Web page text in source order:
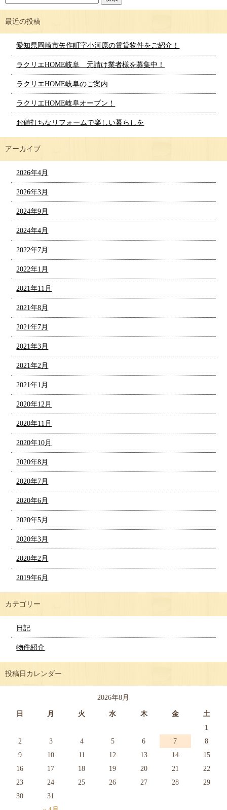
最近の投稿
愛知県岡崎市矢作町字小河原の賃貸物件をご紹介！
ラクリエHOME岐阜 元請け業者様を募集中！
ラクリエHOME岐阜のご案内
ラクリエHOME岐阜オープン！
お値打ちなリフォームで楽しい暮らしを
アーカイブ
2026年4月
2026年3月
2024年9月
2024年4月
2022年7月
2022年1月
2021年11月
2021年8月
2021年7月
2021年3月
2021年2月
2021年1月
2020年12月
2020年11月
2020年10月
2020年8月
2020年7月
2020年6月
2020年5月
2020年3月
2020年2月
2019年6月
カテゴリー
日記
物件紹介
投稿日カレンダー
2026年8月
日 月 火 水 木 金 土
1
2
3 4 5 6 7
8
9
10 11 12 13 14
15
16
17 18 19 20 21
22
23
24 25 26 27 28
29
30
31